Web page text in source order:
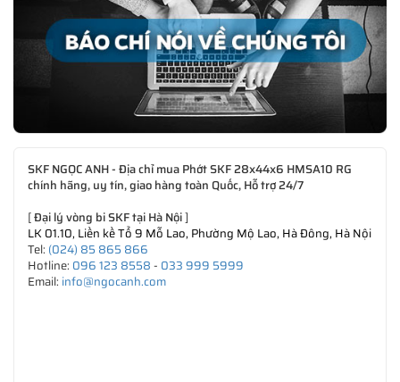
SKF NGỌC ANH - Địa chỉ mua Phớt SKF 28x44x6 HMSA10 RG
chính hãng, uy tín, giao hàng toàn Quốc, Hỗ trợ 24/7
[Đại lý vòng bi SKF tại Hà Nội]
LK 01.10, Liền kề Tổ 9 Mỗ Lao, Phường Mộ Lao, Hà Đông, Hà Nội
Tel: (024) 85 865 866
Hotline: 096 123 8558- 033 999 5999
Email: info@ngocanh.com